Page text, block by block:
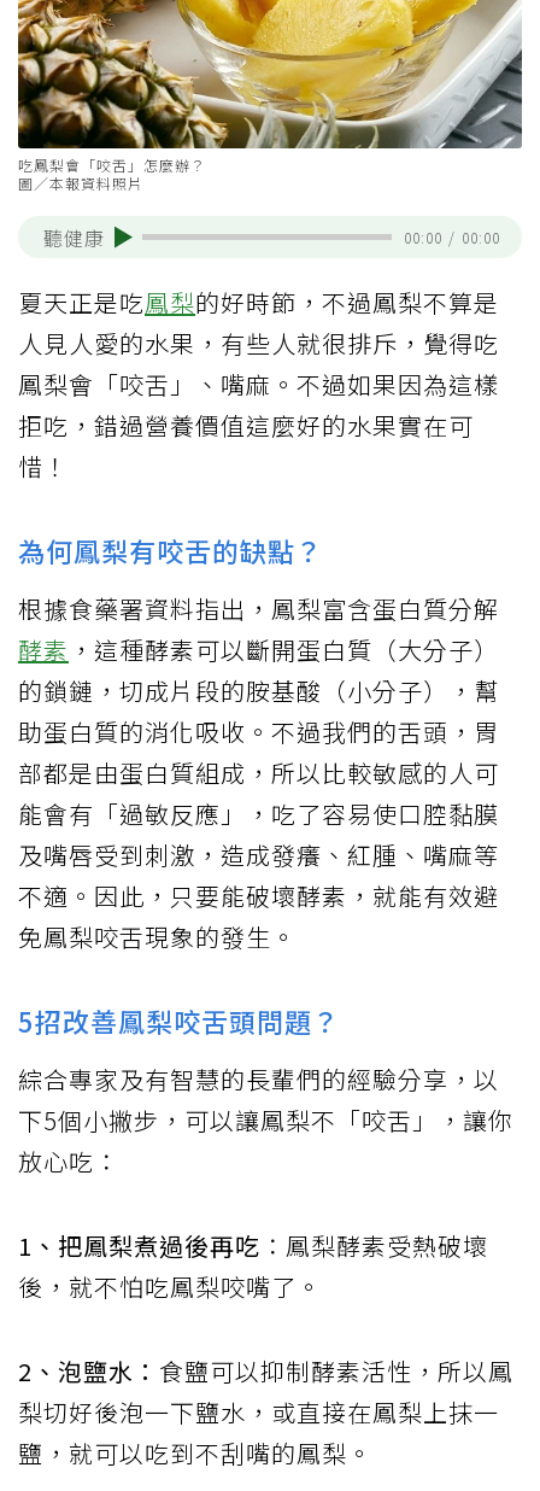
吃鳳梨會「咬舌」怎麼辦？
圖／本報資料照片
聽健康 00:00 / 00:00
夏天正是吃鳳梨的好時節，不過鳳梨不算是
人見人愛的水果，有些人就很排斥，覺得吃
鳳梨會「咬舌」、嘴麻。不過如果因為這樣
拒吃，錯過營養價值這麼好的水果實在可
惜！
為何鳳梨有咬舌的缺點？
根據食藥署資料指出，鳳梨富含蛋白質分解
酵素 ，這種酵素可以斷開蛋白質（大分子）
的鎖鏈，切成片段的胺基酸（小分子），幫
助蛋白質的消化吸收。不過我們的舌頭，胃
部都是由蛋白質組成，所以比較敏感的人可
能會有「過敏反應」，吃了容易使口腔黏膜
及嘴唇受到刺激，造成發癢、紅腫、嘴麻等
不適。因此，只要能破壞酵素，就能有效避
免鳳梨咬舌現象的發生。
5招改善鳳梨咬舌頭問題？
綜合專家及有智慧的長輩們的經驗分享，以
下5個小撇步，可以讓鳳梨不「咬舌」，讓你
放心吃：
1、把鳳梨煮過後再吃 ：鳳梨酵素受熱破壞
後，就不怕吃鳳梨咬嘴了。
2、泡鹽水： 食鹽可以抑制酵素活性，所以鳳
梨切好後泡一下鹽水，或直接在鳳梨上抹一
鹽，就可以吃到不刮嘴的鳳梨。